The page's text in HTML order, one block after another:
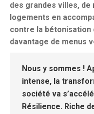
des grandes villes,
logements en
contre la bétonisation
davantage de menus
Nous y sommes !
intense, la
société va
Résilience. Riche